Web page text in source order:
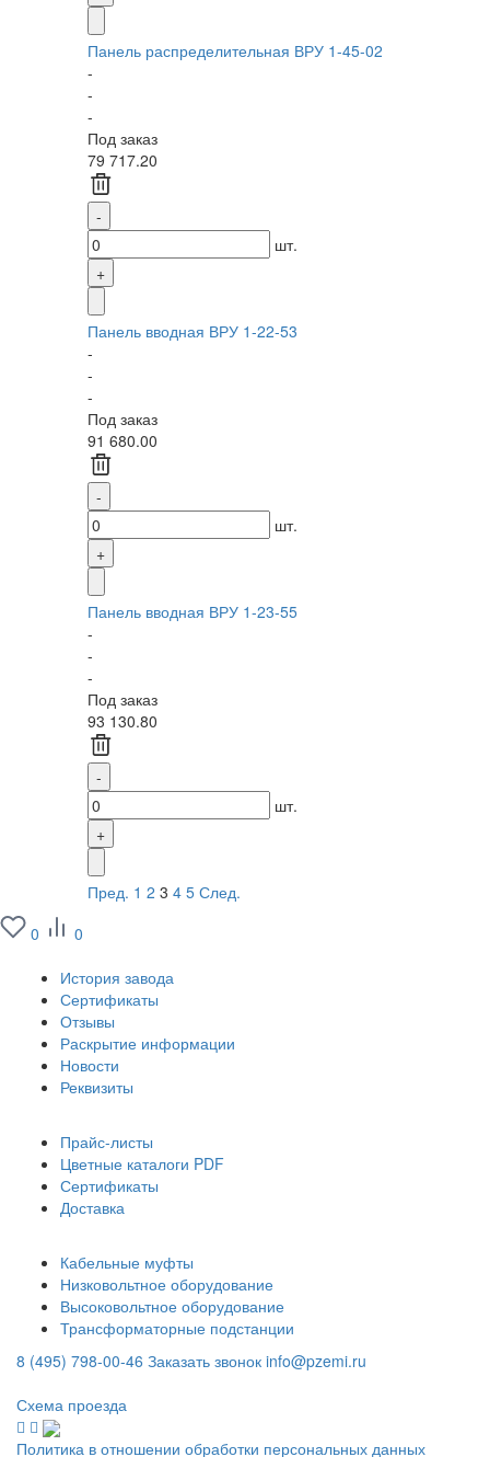
Панель распределительная ВРУ 1-45-02
-
-
-
Под заказ
79 717.20
шт.
Панель вводная ВРУ 1-22-53
-
-
-
Под заказ
91 680.00
шт.
Панель вводная ВРУ 1-23-55
-
-
-
Под заказ
93 130.80
шт.
Пред. 1 2 3 4 5 След.
0
0
История завода
Сертификаты
Отзывы
Раскрытие информации
Новости
Реквизиты
Прайс-листы
Цветные каталоги PDF
Сертификаты
Доставка
Кабельные муфты
Низковольтное оборудование
Высоковольтное оборудование
Трансформаторные подстанции
8 (495) 798-00-46 Заказать звонок info@pzemi.ru
Схема проезда
Политика в отношении обработки персональных данных